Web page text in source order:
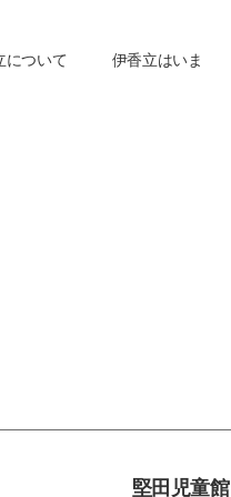
について 伊香立はいま
堅田児童館